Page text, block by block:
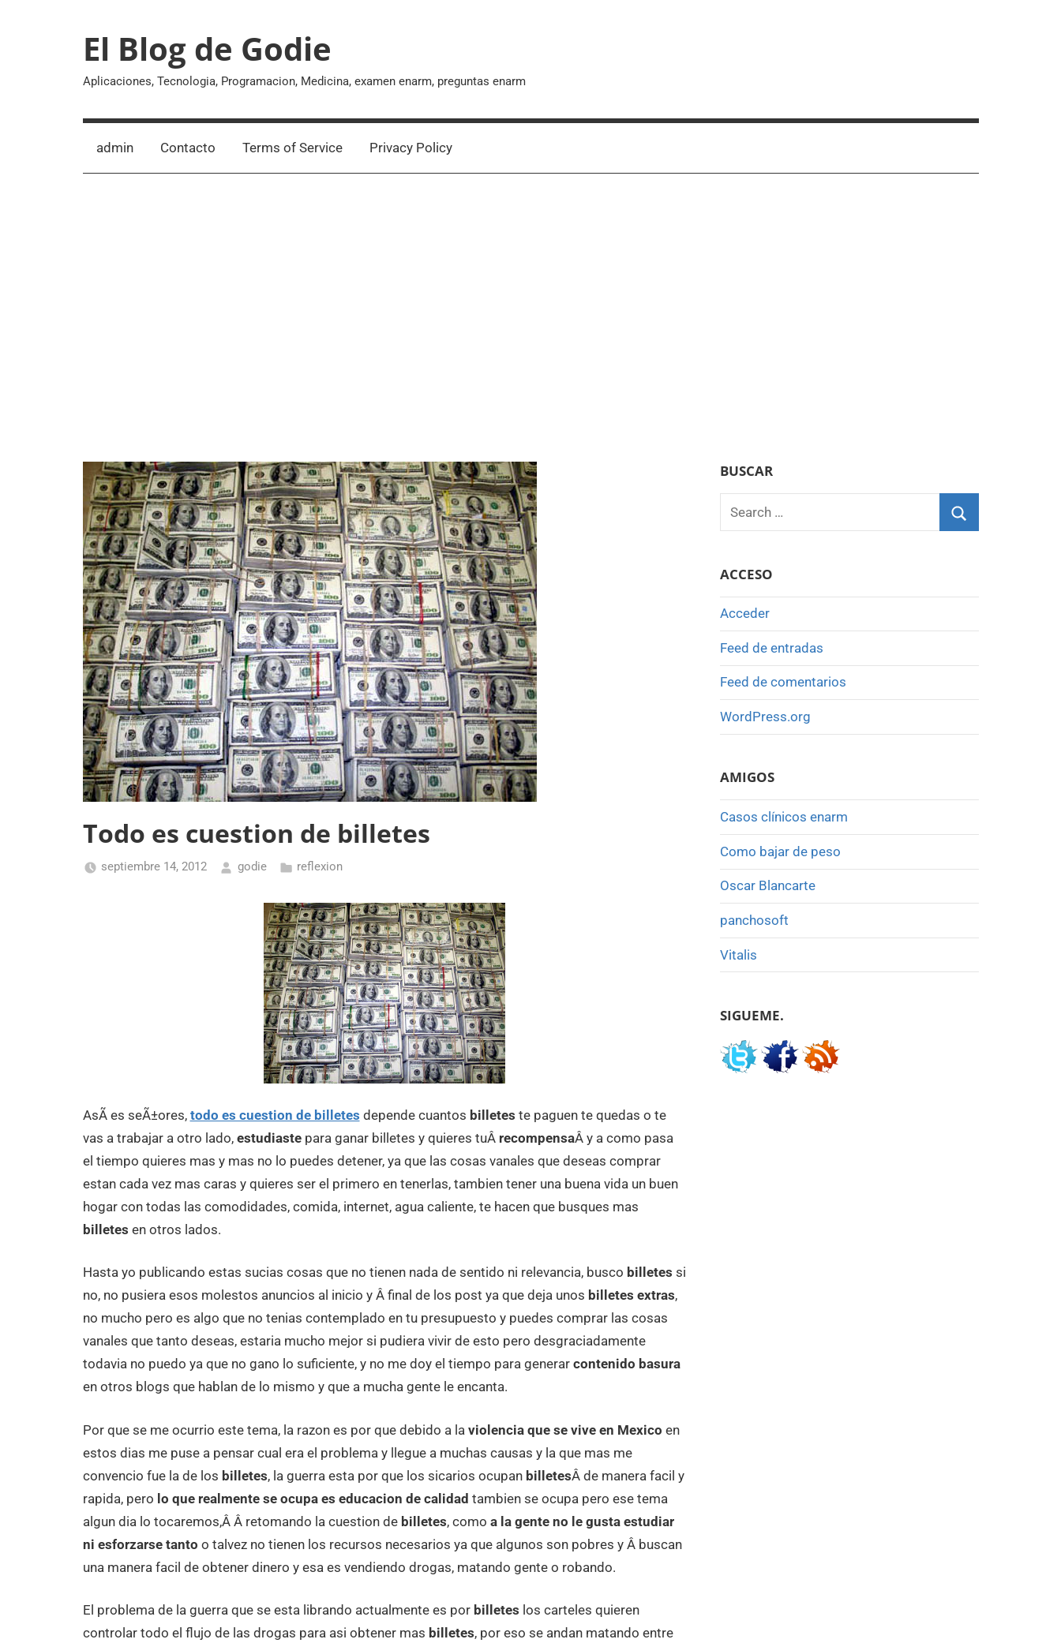
El Blog de Godie
Aplicaciones, Tecnologia, Programacion, Medicina, examen enarm, preguntas enarm
admin Contacto Terms of Service Privacy Policy
Todo es cuestion de billetes
septiembre 14, 2012 godie reflexion
AsÃ­ es seÃ±ores, todo es cuestion de billetes depende cuantos billetes te paguen te quedas o te
vas a trabajar a otro lado, estudiastepara ganar billetes y quieres tuÂ recompensaÂ y a como pasa
el tiempo quieres mas y mas no lo puedes detener, ya que las cosas vanales que deseas comprar
estan cada vez mas caras y quieres ser el primero en tenerlas, tambien tener una buena vida un buen
hogar con todas las comodidades, comida, internet, agua caliente, te hacen que busques mas
billetes en otros lados.
Hasta yo publicando estas sucias cosas que no tienen nada de sentido ni relevancia, busco billetes si
no, no pusiera esos molestos anuncios al inicio y Â final de los post ya que deja unos billetes extras,
no mucho pero es algo que no tenias contemplado en tu presupuesto y puedes comprar las cosas
vanales que tanto deseas, estaria mucho mejor si pudiera vivir de esto pero desgraciadamente
todavia no puedo ya que no gano lo suficiente, y no me doy el tiempo para generar contenido basura
en otros blogs que hablan de lo mismo y que a mucha gente le encanta.
Por que se me ocurrio este tema, la razon es por que debido a la violencia que se vive en Mexico en
estos dias me puse a pensar cual era el problema y llegue a muchas causas y la que mas me
convencio fue la de los billetes, la guerra esta por que los sicarios ocupan billetesÂ de manera facil y
rapida, pero lo que realmente se ocupa es educacion de calidad tambien se ocupa pero ese tema
algun dia lo tocaremos,Â Â retomando la cuestion de billetes, como a la gente no le gusta estudiar
ni esforzarse tanto o talvez no tienen los recursos necesarios ya que algunos son pobres y Â buscan
una manera facil de obtener dinero y esa es vendiendo drogas, matando gente o robando.
El problema de la guerra que se esta librando actualmente es por billetes los carteles quieren
controlar todo el flujo de las drogas para asi obtener mas billetes, por eso se andan matando entre
BUSCAR
Search
for:
ACCESO
Acceder
Feed de entradas
Feed de comentarios
WordPress.org
AMIGOS
Casos clínicos enarm
Como bajar de peso
Oscar Blancarte
panchosoft
Vitalis
SIGUEME.